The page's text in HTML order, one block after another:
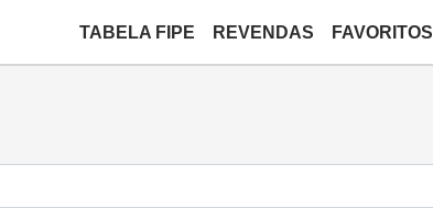
TABELA FIPE REVENDAS FAVORITOS